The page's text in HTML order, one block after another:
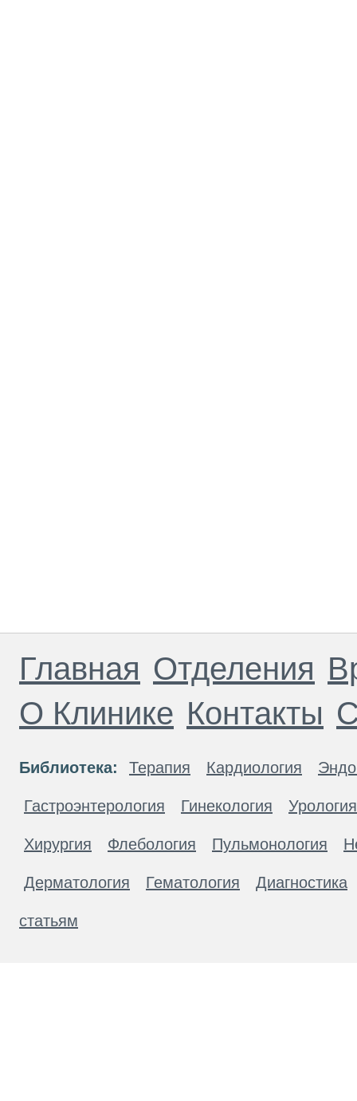
Главная Отделения
О Клинике Контакты
Библиотека: Терапия Кардиология
Гастроэнтерология Гинекология Урология
Хирургия Флебология Пульмонология
Дерматология Гематология Диагностика
статьям